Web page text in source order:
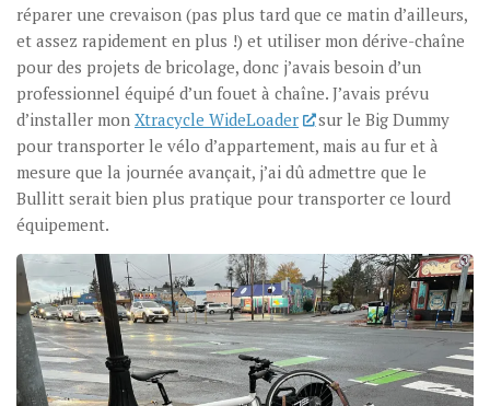
réparer une crevaison (pas plus tard que ce matin d’ailleurs,
et assez rapidement en plus !) et utiliser mon dérive-chaîne
pour des projets de bricolage, donc j’avais besoin d’un
professionnel équipé d’un fouet à chaîne. J’avais prévu
d’installer mon Xtracycle WideLoader
sur le Big Dummy
pour transporter le vélo d’appartement, mais au fur et à
mesure que la journée avançait, j’ai dû admettre que le
Bullitt serait bien plus pratique pour transporter ce lourd
équipement.